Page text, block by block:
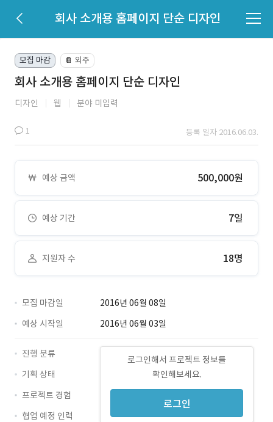
회사 소개용 홈페이지 단순 디자인
모집 마감 📔 외주
회사 소개용 홈페이지 단순 디자인
디자인 웹 분야 미입력
1 등록 일자 2016.06.03.
예상 금액 500,000원
예상 기간 7일
지원자 수 18명
모집 마감일
2016년 06월 08일
예상 시작일
2016년 06월 03일
로그인해서 프로젝트 정보를
확인해보세요.
로그인
진행 분류
기획 상태
프로젝트 경험
협업 예정 인력